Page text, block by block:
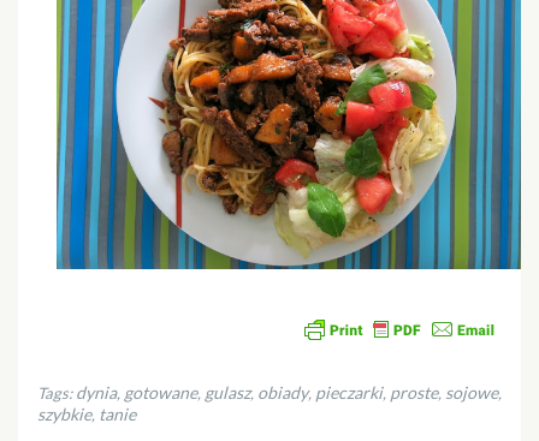
Tags:dynia, gotowane, gulasz, obiady, pieczarki, proste, sojowe,
szybkie, tanie